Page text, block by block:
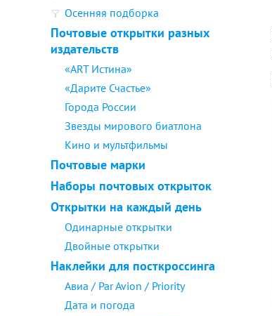
Осенняя подборка
Почтовые открытки разных
издательств
«ART Истина»
«Дарите Счастье»
Города России
Звезды мирового биатлона
Кино и мультфильмы
Почтовые марки
Наборы почтовых открыток
Открытки на каждый день
Одинарные открытки
Двойные открытки
Наклейки для посткроссинга
Авиа / Par Avion / Priority
Дата и погода